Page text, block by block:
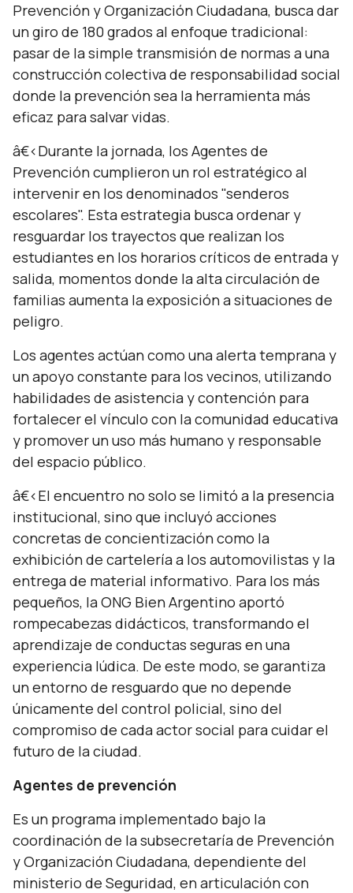
Prevención y Organización Ciudadana, busca dar
un giro de 180 grados al enfoque tradicional:
pasar de la simple transmisión de normas a una
construcción colectiva de responsabilidad social
donde la prevención sea la herramienta más
eficaz para salvar vidas.
â€‹Durante la jornada, los Agentes de
Prevención cumplieron un rol estratégico al
intervenir en los denominados "senderos
escolares". Esta estrategia busca ordenar y
resguardar los trayectos que realizan los
estudiantes en los horarios críticos de entrada y
salida, momentos donde la alta circulación de
familias aumenta la exposición a situaciones de
peligro.
Los agentes actúan como una alerta temprana y
un apoyo constante para los vecinos, utilizando
habilidades de asistencia y contención para
fortalecer el vínculo con la comunidad educativa
y promover un uso más humano y responsable
del espacio público.
â€‹El encuentro no solo se limitó a la presencia
institucional, sino que incluyó acciones
concretas de concientización como la
exhibición de cartelería a los automovilistas y la
entrega de material informativo. Para los más
pequeños, la ONG Bien Argentino aportó
rompecabezas didácticos, transformando el
aprendizaje de conductas seguras en una
experiencia lúdica. De este modo, se garantiza
un entorno de resguardo que no depende
únicamente del control policial, sino del
compromiso de cada actor social para cuidar el
futuro de la ciudad.
Agentes de prevención
Es un programa implementado bajo la
coordinación de la subsecretaría de Prevención
y Organización Ciudadana, dependiente del
ministerio de Seguridad, en articulación con